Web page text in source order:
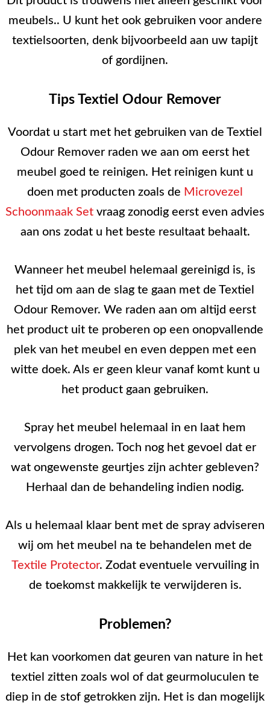
meubels.. U kunt het ook gebruiken voor andere
textielsoorten, denk bijvoorbeeld aan uw tapijt
of gordijnen.
Tips Textiel Odour Remover
Voordat u start met het gebruiken van de Textiel
Odour Remover raden we aan om eerst het
meubel goed te reinigen. Het reinigen kunt u
doen met producten zoals de Microvezel
Schoonmaak Set vraag zonodig eerst even advies
aan ons zodat u het beste resultaat behaalt.
Wanneer het meubel helemaal gereinigd is, is
het tijd om aan de slag te gaan met de Textiel
Odour Remover. We raden aan om altijd eerst
het product uit te proberen op een onopvallende
plek van het meubel en even deppen met een
witte doek. Als er geen kleur vanaf komt kunt u
het product gaan gebruiken.
Spray het meubel helemaal in en laat hem
vervolgens drogen. Toch nog het gevoel dat er
wat ongewenste geurtjes zijn achter gebleven?
Herhaal dan de behandeling indien nodig.
Als u helemaal klaar bent met de spray adviseren
wij om het meubel na te behandelen met de
Textile Protector. Zodat eventuele vervuiling in
de toekomst makkelijk te verwijderen is.
Problemen?
Het kan voorkomen dat geuren van nature in het
textiel zitten zoals wol of dat geurmoluculen te
diep in de stof getrokken zijn. Het is dan mogelijk